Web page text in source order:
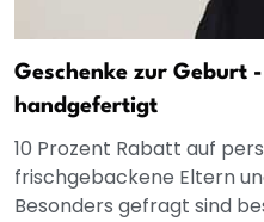
Geschenke zur Geburt
handgefertigt
10 Prozent Rabatt auf
frischgebackene Eltern
Besonders gefragt sind